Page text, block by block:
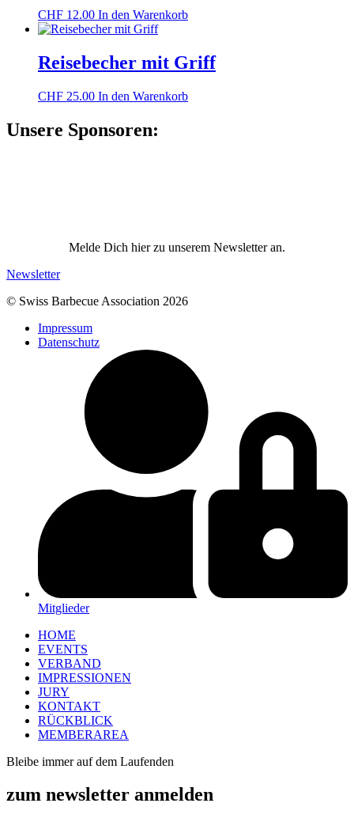
CHF 12.00 In den Warenkorb
Reisebecher mit Griff
CHF 25.00 In den Warenkorb
Unsere Sponsoren:
Melde Dich hier zu unserem Newsletter an.
Newsletter
© Swiss Barbecue Association 2026
Impressum
Datenschutz
Mitglieder
HOME
EVENTS
VERBAND
IMPRESSIONEN
JURY
KONTAKT
RÜCKBLICK
MEMBERAREA
Bleibe immer auf dem Laufenden
zum newsletter anmelden